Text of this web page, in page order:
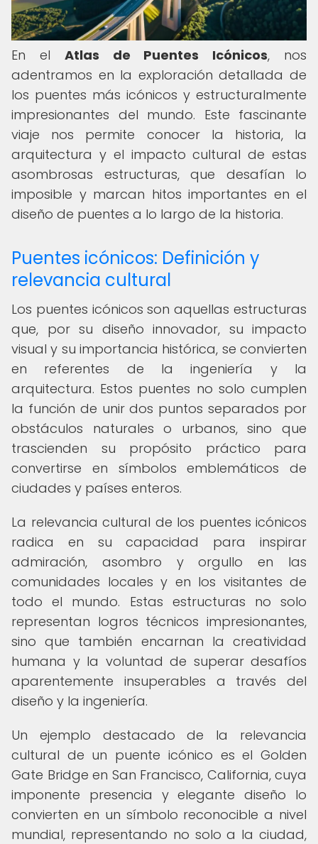
En el Atlas de Puentes Icónicos, nos
adentramos en la exploración detallada de
los puentes más icónicos y estructuralmente
impresionantes del mundo. Este fascinante
viaje nos permite conocer la historia, la
arquitectura y el impacto cultural de estas
asombrosas estructuras, que desafían lo
imposible y marcan hitos importantes en el
diseño de puentes a lo largo de la historia.
Puentes icónicos: Definición y
relevancia cultural
Los puentes icónicos son aquellas estructuras
que, por su diseño innovador, su impacto
visual y su importancia histórica, se convierten
en referentes de la ingeniería y la
arquitectura. Estos puentes no solo cumplen
la función de unir dos puntos separados por
obstáculos naturales o urbanos, sino que
trascienden su propósito práctico para
convertirse en símbolos emblemáticos de
ciudades y países enteros.
La relevancia cultural de los puentes icónicos
radica en su capacidad para inspirar
admiración, asombro y orgullo en las
comunidades locales y en los visitantes de
todo el mundo. Estas estructuras no solo
representan logros técnicos impresionantes,
sino que también encarnan la creatividad
humana y la voluntad de superar desafíos
aparentemente insuperables a través del
diseño y la ingeniería.
Un ejemplo destacado de la relevancia
cultural de un puente icónico es el Golden
Gate Bridge en San Francisco, California, cuya
imponente presencia y elegante diseño lo
convierten en un símbolo reconocible a nivel
mundial, representando no solo a la ciudad,